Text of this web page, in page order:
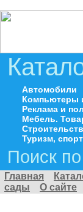
Автомобили
Компьютеры
Реклама и
Мебель.
Туризм,
Поиск
Главная
сады
О сайте